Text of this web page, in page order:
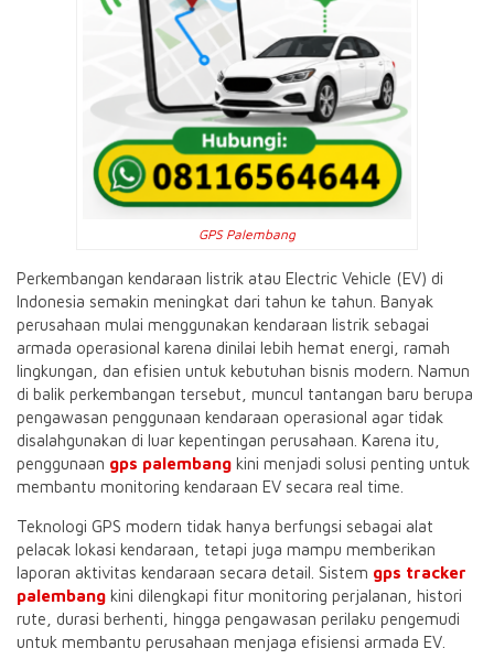
GPS Palembang
Perkembangan kendaraan listrik atau Electric Vehicle (EV) di
Indonesia semakin meningkat dari tahun ke tahun. Banyak
perusahaan mulai menggunakan kendaraan listrik sebagai
armada operasional karena dinilai lebih hemat energi, ramah
lingkungan, dan efisien untuk kebutuhan bisnis modern. Namun
di balik perkembangan tersebut, muncul tantangan baru berupa
pengawasan penggunaan kendaraan operasional agar tidak
disalahgunakan di luar kepentingan perusahaan. Karena itu,
penggunaan gps palembang kini menjadi solusi penting untuk
membantu monitoring kendaraan EV secara real time.
Teknologi GPS modern tidak hanya berfungsi sebagai alat
pelacak lokasi kendaraan, tetapi juga mampu memberikan
laporan aktivitas kendaraan secara detail. Sistem gps tracker
palembang kini dilengkapi fitur monitoring perjalanan, histori
rute, durasi berhenti, hingga pengawasan perilaku pengemudi
untuk membantu perusahaan menjaga efisiensi armada EV.